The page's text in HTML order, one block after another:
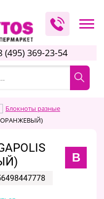
(495) 369-23-54
Блокноты разные
(ОРАНЖЕВЫЙ)
B